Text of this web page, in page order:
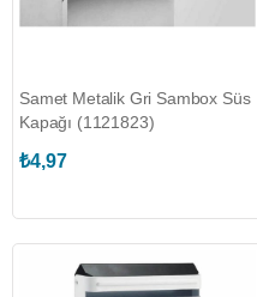
Samet Metalik Gri Sambox Süs
Kapağı (1121823)
₺4,97